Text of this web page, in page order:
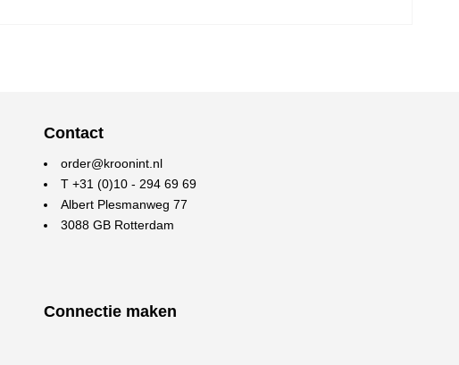
Contact
order@kroonint.nl
T +31 (0)10 - 294 69 69
Albert Plesmanweg 77
3088 GB Rotterdam
Connectie maken